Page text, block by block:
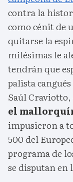
contra la
como cénit de
quitarse la
milésimas le
tendrán que
palista
Saúl
el
impusieron a
500 del
programa de
se disputan en